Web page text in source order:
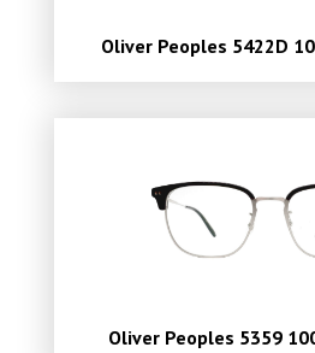
Oliver Peoples 5422D
Oliver Peoples 5359